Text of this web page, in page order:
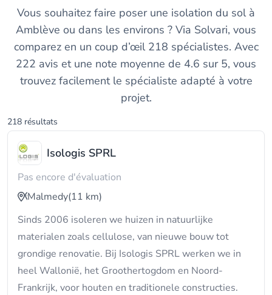
Vous souhaitez faire poser une isolation du sol à
Amblève ou dans les environs ? Via Solvari, vous
comparez en un coup d’œil 218 spécialistes. Avec
222 avis et une note moyenne de 4.6 sur 5, vous
trouvez facilement le spécialiste adapté à votre
projet.
218 résultats
Isologis SPRL
Pas encore d'évaluation
Malmedy(11 km)
Sinds 2006 isoleren we huizen in natuurlijke
materialen zoals cellulose, van nieuwe bouw tot
grondige renovatie. Bij Isologis SPRL werken we in
heel Wallonië, het Groothertogdom en Noord-
Frankrijk, voor houten en traditionele constructies.